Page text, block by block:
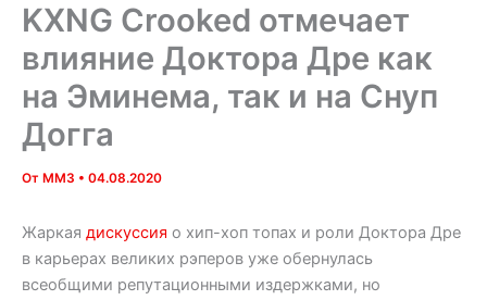
KXNG Crooked отмечает
влияние Доктора Дре как
на Эминема, так и на Снуп
Догга
От MM3 • 04.08.2020
Жаркая дискуссия о хип-хоп топах и роли Доктора Дре
в карьерах великих рэперов уже обернулась
всеобщими репутационными издержками, но